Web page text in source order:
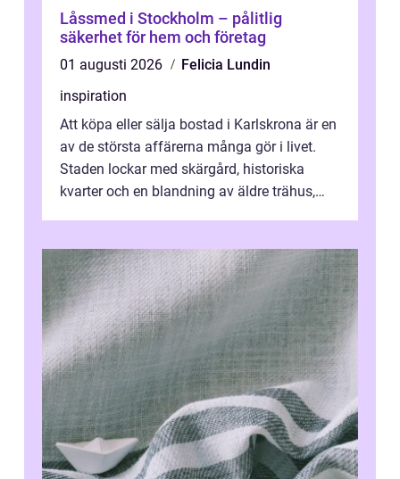
Låssmed i Stockholm – pålitlig
säkerhet för hem och företag
01 augusti 2026
Felicia Lundin
inspiration
Att köpa eller sälja bostad i Karlskrona är en
av de största affärerna många gör i livet.
Staden lockar med skärgård, historiska
kvarter och en blandning av äldre trähus,